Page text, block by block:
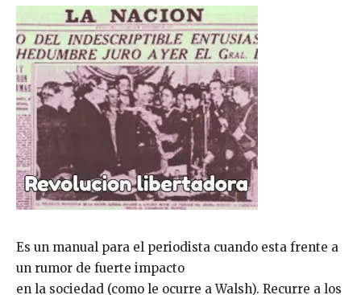
Es un manual para el periodista cuando esta frente a
un rumor de fuerte impacto
en la sociedad (como le ocurre a Walsh). Recurre a los